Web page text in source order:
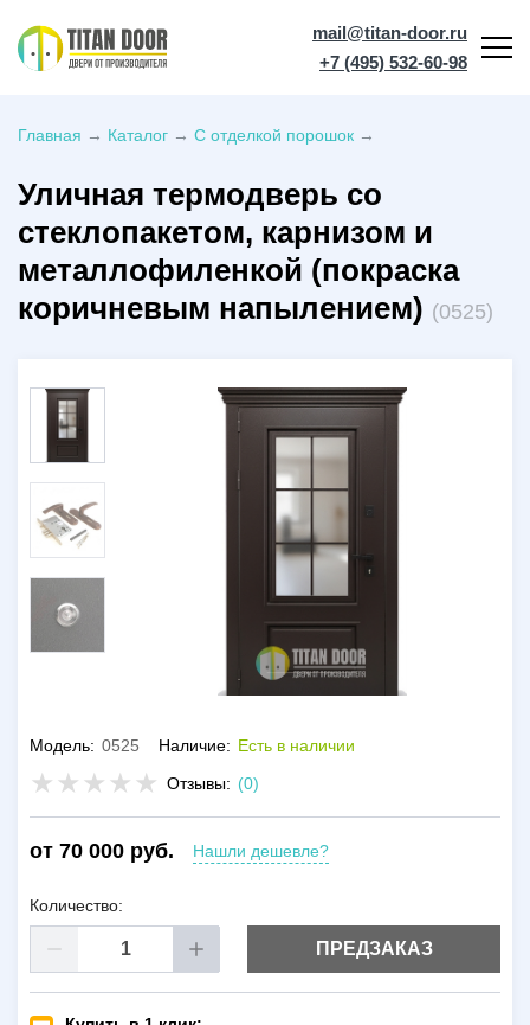
mail@titan-door.ru
+7 (495) 532-60-98
Главная → Каталог → С отделкой порошок →
Уличная термодверь со
стеклопакетом, карнизом и
металлофиленкой (покраска
коричневым напылением) (0525)
Модель: 0525 Наличие: Есть в наличии
Отзывы: (0)
от 70 000 руб. Нашли дешевле?
Количество:
ПРЕДЗАКАЗ